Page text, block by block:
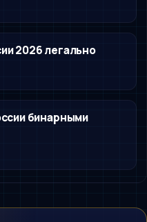
2026 легально
бинарными